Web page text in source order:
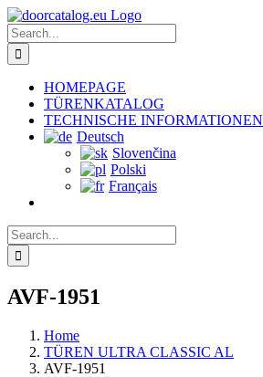
Skip
to
content
Search
for:
HOMEPAGE
TÜRENKATALOG
TECHNISCHE INFORMATIONEN
Deutsch
Slovenčina
Polski
Français
Search
for:
AVF-1951
Home
TÜREN ULTRA CLASSIC AL
AVF-1951